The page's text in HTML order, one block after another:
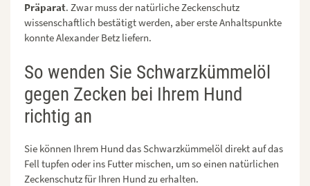
Präparat. Zwar muss der natürliche Zeckenschutz
wissenschaftlich bestätigt werden, aber erste Anhaltspunkte
konnte Alexander Betz liefern.
So wenden Sie Schwarzkümmelöl
gegen Zecken bei Ihrem Hund
richtig an
Sie können Ihrem Hund das Schwarzkümmelöl direkt auf das
Fell tupfen oder ins Futter mischen, um so einen natürlichen
Zeckenschutz für Ihren Hund zu erhalten.